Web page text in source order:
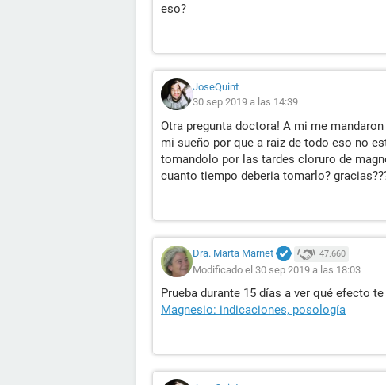
eso?
JoseQuint
30 sep 2019 a las 14:39
Otra pregunta doctora! A mi me
mi sueño por que a raiz de todo eso no
tomandolo por las tardes cloruro de
cuanto tiempo deberia tomarlo?
Dra. Marta Marnet 47.660
Modificado el 30 sep 2019 a las 18:03
Prueba durante 15 días a ver qué efecto te
Magnesio: indicaciones, posología